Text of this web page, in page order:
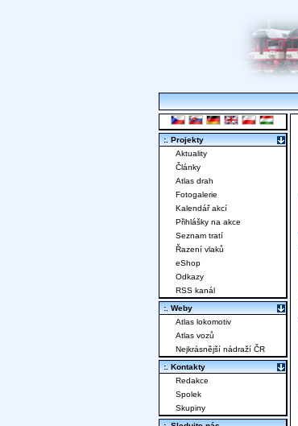
:. Projekty
Aktuality
Články
Atlas drah
Fotogalerie
Kalendář akcí
Přihlášky na akce
Seznam tratí
Řazení vlaků
eShop
Odkazy
RSS kanál
:. Weby
Atlas lokomotiv
Atlas vozů
Nejkrásnější nádraží ČR
:. Kontakty
Redakce
Spolek
Skupiny